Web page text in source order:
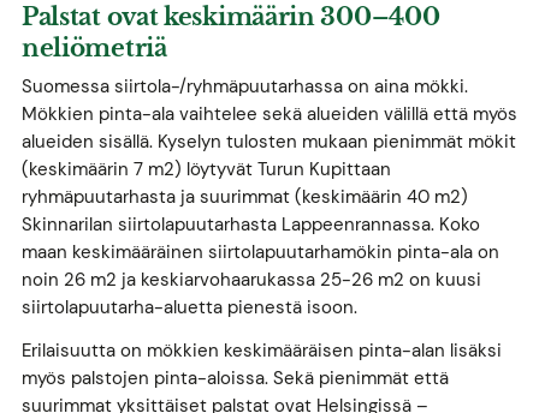
Palstat ovat keskimäärin 300–400
neliömetriä
Suomessa siirtola-/ryhmäpuutarhassa on aina mökki.
Mökkien pinta-ala vaihtelee sekä alueiden välillä että myös
alueiden sisällä. Kyselyn tulosten mukaan pienimmät mökit
(keskimäärin 7 m2) löytyvät Turun Kupittaan
ryhmäpuutarhasta ja suurimmat (keskimäärin 40 m2)
Skinnarilan siirtolapuutarhasta Lappeenrannassa. Koko
maan keskimääräinen siirtolapuutarhamökin pinta-ala on
noin 26 m2 ja keskiarvohaarukassa 25-26 m2 on kuusi
siirtolapuutarha-aluetta pienestä isoon.
Erilaisuutta on mökkien keskimääräisen pinta-alan lisäksi
myös palstojen pinta-aloissa. Sekä pienimmät että
suurimmat yksittäiset palstat ovat Helsingissä –